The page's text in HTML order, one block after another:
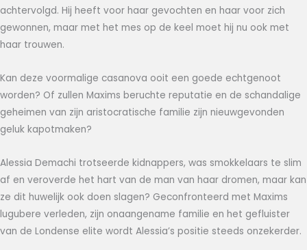
achtervolgd. Hij heeft voor haar gevochten en haar voor zich
gewonnen, maar met het mes op de keel moet hij nu ook met
haar trouwen.
Kan deze voormalige casanova ooit een goede echtgenoot
worden? Of zullen Maxims beruchte reputatie en de schandalige
geheimen van zijn aristocratische familie zijn nieuwgevonden
geluk kapotmaken?
Alessia Demachi trotseerde kidnappers, was smokkelaars te slim
af en veroverde het hart van de man van haar dromen, maar kan
ze dit huwelijk ook doen slagen? Geconfronteerd met Maxims
lugubere verleden, zijn onaangename familie en het gefluister
van de Londense elite wordt Alessia’s positie steeds onzekerder.